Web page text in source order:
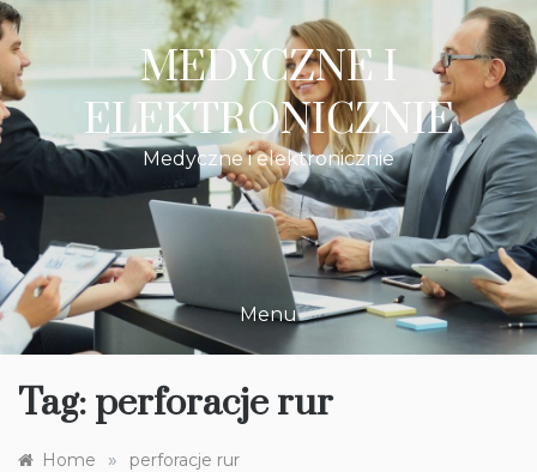
Skip
to
content
MEDYCZNE I
ELEKTRONICZNIE
Medyczne i elektronicznie
Menu
Tag: perforacje rur
Home » perforacje rur